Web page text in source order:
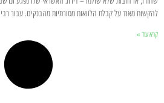
להקשות מאוד על קבלת הלוואות מסורתיות מהבנקים. עבור
קרא עוד »